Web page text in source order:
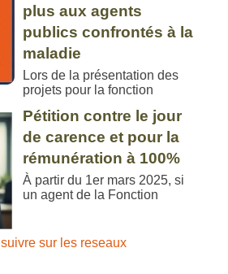
plus aux agents
publics confrontés à la
maladie
Lors de la présentation des
projets pour la fonction
Pétition contre le jour
de carence et pour la
rémunération à 100%
À partir du 1er mars 2025, si
un agent de la Fonction
sur les reseaux